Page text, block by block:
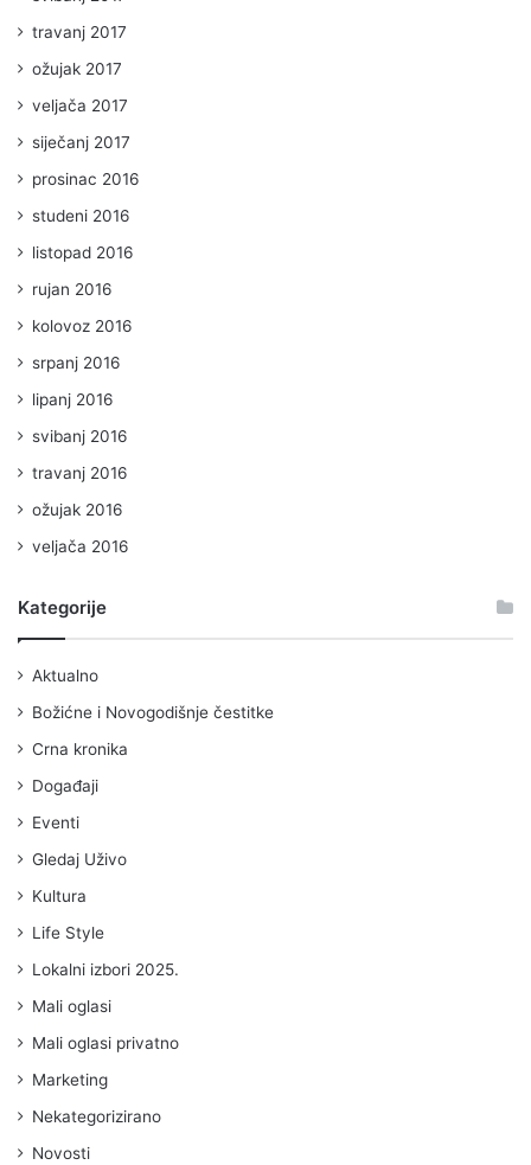
travanj 2017
ožujak 2017
veljača 2017
siječanj 2017
prosinac 2016
studeni 2016
listopad 2016
rujan 2016
kolovoz 2016
srpanj 2016
lipanj 2016
svibanj 2016
travanj 2016
ožujak 2016
veljača 2016
Kategorije
Aktualno
Božićne i Novogodišnje čestitke
Crna kronika
Događaji
Eventi
Gledaj Uživo
Kultura
Life Style
Lokalni izbori 2025.
Mali oglasi
Mali oglasi privatno
Marketing
Nekategorizirano
Novosti